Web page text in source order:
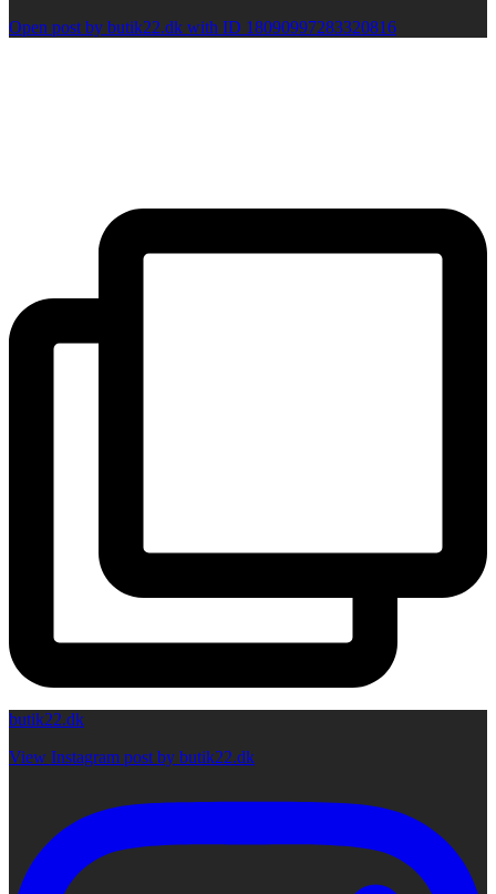
Open post by butik22.dk with ID 18090997283320816
butik22.dk
View Instagram post by butik22.dk